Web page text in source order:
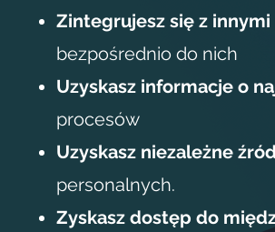
Zintegrujesz się z
bezpośrednio do nich
Uzyskasz informacje o
procesów
Uzyskasz niezależne
personalnych.
Zyskasz dostęp do